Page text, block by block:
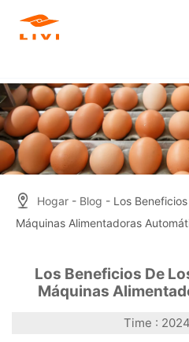
Hogar - Blog - Los
Máquinas Alimentadoras
Los Beneficios De
Máquinas
Time :